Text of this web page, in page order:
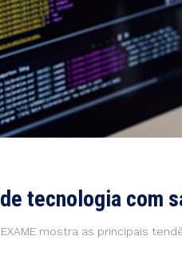
tecnologia com
mostra as principais